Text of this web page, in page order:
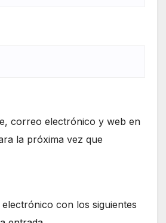
correo electrónico y web en
la próxima vez que
con los siguientes